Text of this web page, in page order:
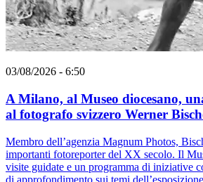
03/08/2026 - 6:50
A Milano, al Museo diocesano,
al fotografo svizzero Werner
Membro dell’agenzia Magnum Photos,
importanti fotoreporter del XX secolo. Il
visite guidate e un programma di iniziative
di approfondimento sui temi